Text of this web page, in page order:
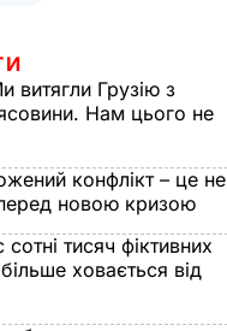
витягли Грузію з
Нам цього не
конфлікт – це не
новою кризою
сотні тисяч фіктивних
ховається від